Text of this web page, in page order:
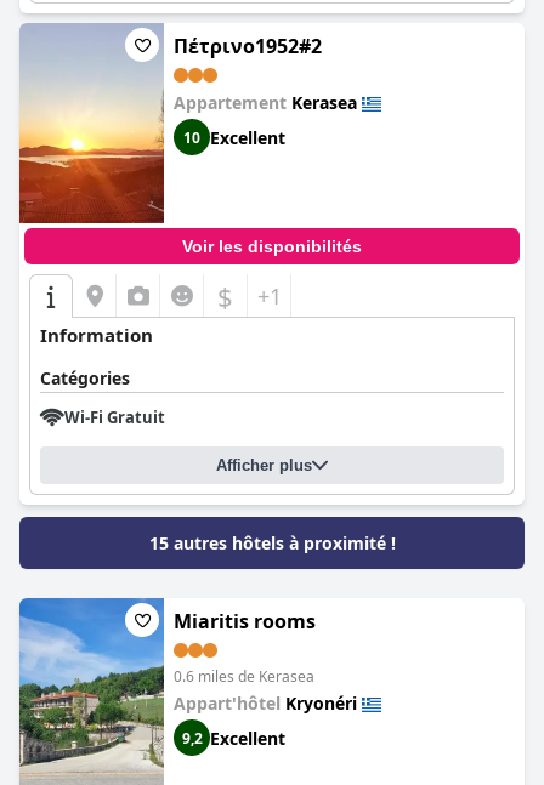
Πέτρινο1952#2
Appartement Kerasea
10 Excellent
Voir les disponibilités
$ +1
Information
Catégories
Wi-Fi Gratuit
Afficher plus
15 autres hôtels à proximité !
Miaritis rooms
0.6 miles de Kerasea
Appart'hôtel Kryonéri
9,2 Excellent